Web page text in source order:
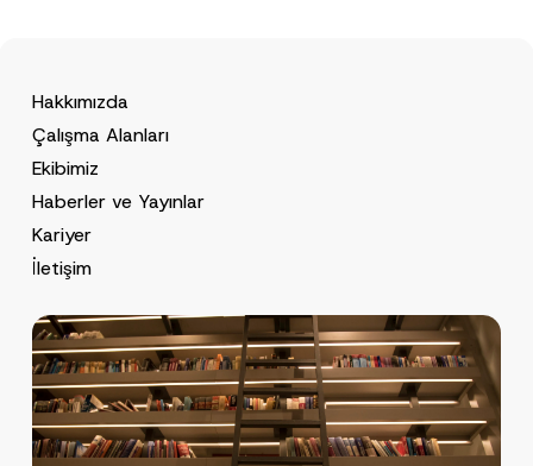
Hakkımızda
Çalışma Alanları
Ekibimiz
Haberler ve Yayınlar
Kariyer
İletişim